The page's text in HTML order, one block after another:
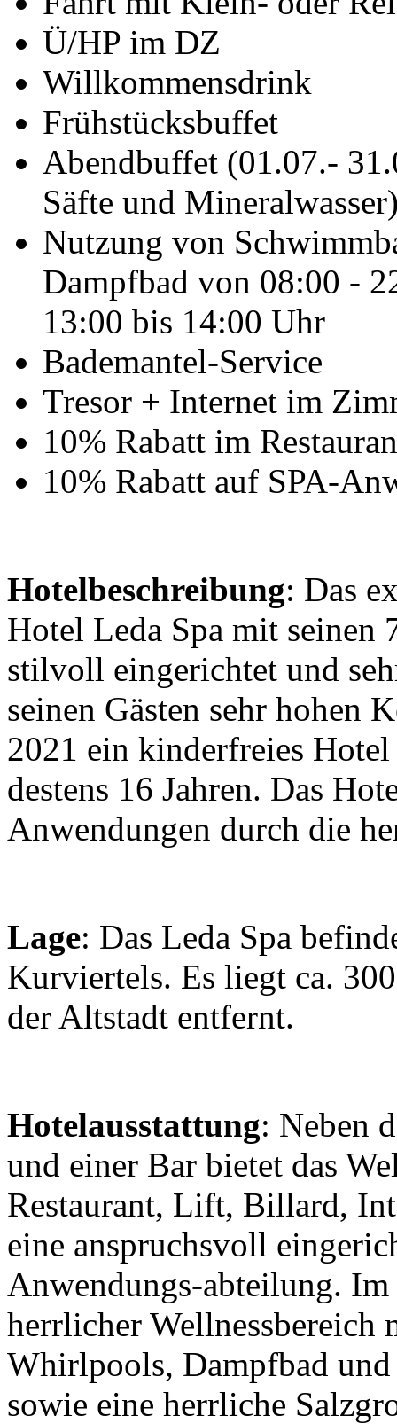
Ü/HP im DZ
Willkommensdrink
Frühstücksbuffet
Abendbuffet (01.07.-
Säfte und
Nutzung von
Dampfbad von 08:00 -
13:00 bis 14:00 Uhr
Bademantel-Service
Tresor + Internet im
10% Rabatt im
10% Rabatt auf SPA-
Hotelbeschreibung: Das
Hotel Leda Spa mit
stilvoll eingerichtet und
seinen Gästen sehr hohen
2021 ein kinderfreies
destens 16 Jahren. Das
Anwendungen durch die
Lage: Das Leda Spa
Kurviertels. Es liegt ca.
der Altstadt entfernt.
Hotelausstattung: Neben
und einer Bar bietet das
Restaurant, Lift, Billard,
eine anspruchsvoll
Anwendungs-abteilung.
herrlicher Wellnessbereich
Whirlpools, Dampfbad und
sowie eine herrliche